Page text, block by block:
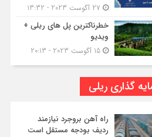
خطرناکترین پل های ریلی +
ویدیو
گذاری ریلی
راه آهن بروجرد نیازمند
ردیف بودجه مستقل است